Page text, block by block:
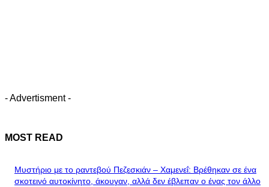
- Advertisment -
MOST READ
Μυστήριο με το ραντεβού Πεζεσκιάν – Χαμενεΐ: Βρέθηκαν σε ένα
σκοτεινό αυτοκίνητο, άκουγαν, αλλά δεν έβλεπαν ο ένας τον άλλο